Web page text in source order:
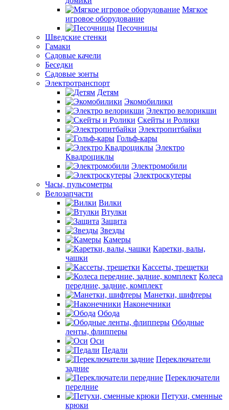
Мягкое
игровое оборудование
Песочницы
Шведские стенки
Гамаки
Садовые качели
Беседки
Садовые зонты
Электротранспорт
Детям
Экомобилики
Электро велорикши
Скейты и Ролики
Электропитбайки
Гольф-кары
Электро
Квадроциклы
Электромобили
Электроскутеры
Часы, пульсометры
Велозапчасти
Вилки
Втулки
Защита
Звезды
Камеры
Каретки, валы,
чашки
Кассеты, трещетки
Колеса
передние, задние, комплект
Манетки, шифтеры
Наконечники
Обода
Ободные
ленты, флипперы
Оси
Педали
Переключатели
задние
Переключатели
передние
Петухи, сменные
крюки